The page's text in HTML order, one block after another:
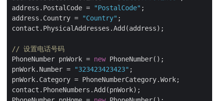
address.PostalCode =
"PostalCode" ;
address.Country =
"Country" ;
contact.PhysicalAddresses.Add(address);
// 设置电话号码
PhoneNumber pnWork = new PhoneNumber();
pnWork.Number =
"323423423423" ;
pnWork.Category = PhoneNumberCategory.Work;
contact.PhoneNumbers.Add(pnWork);